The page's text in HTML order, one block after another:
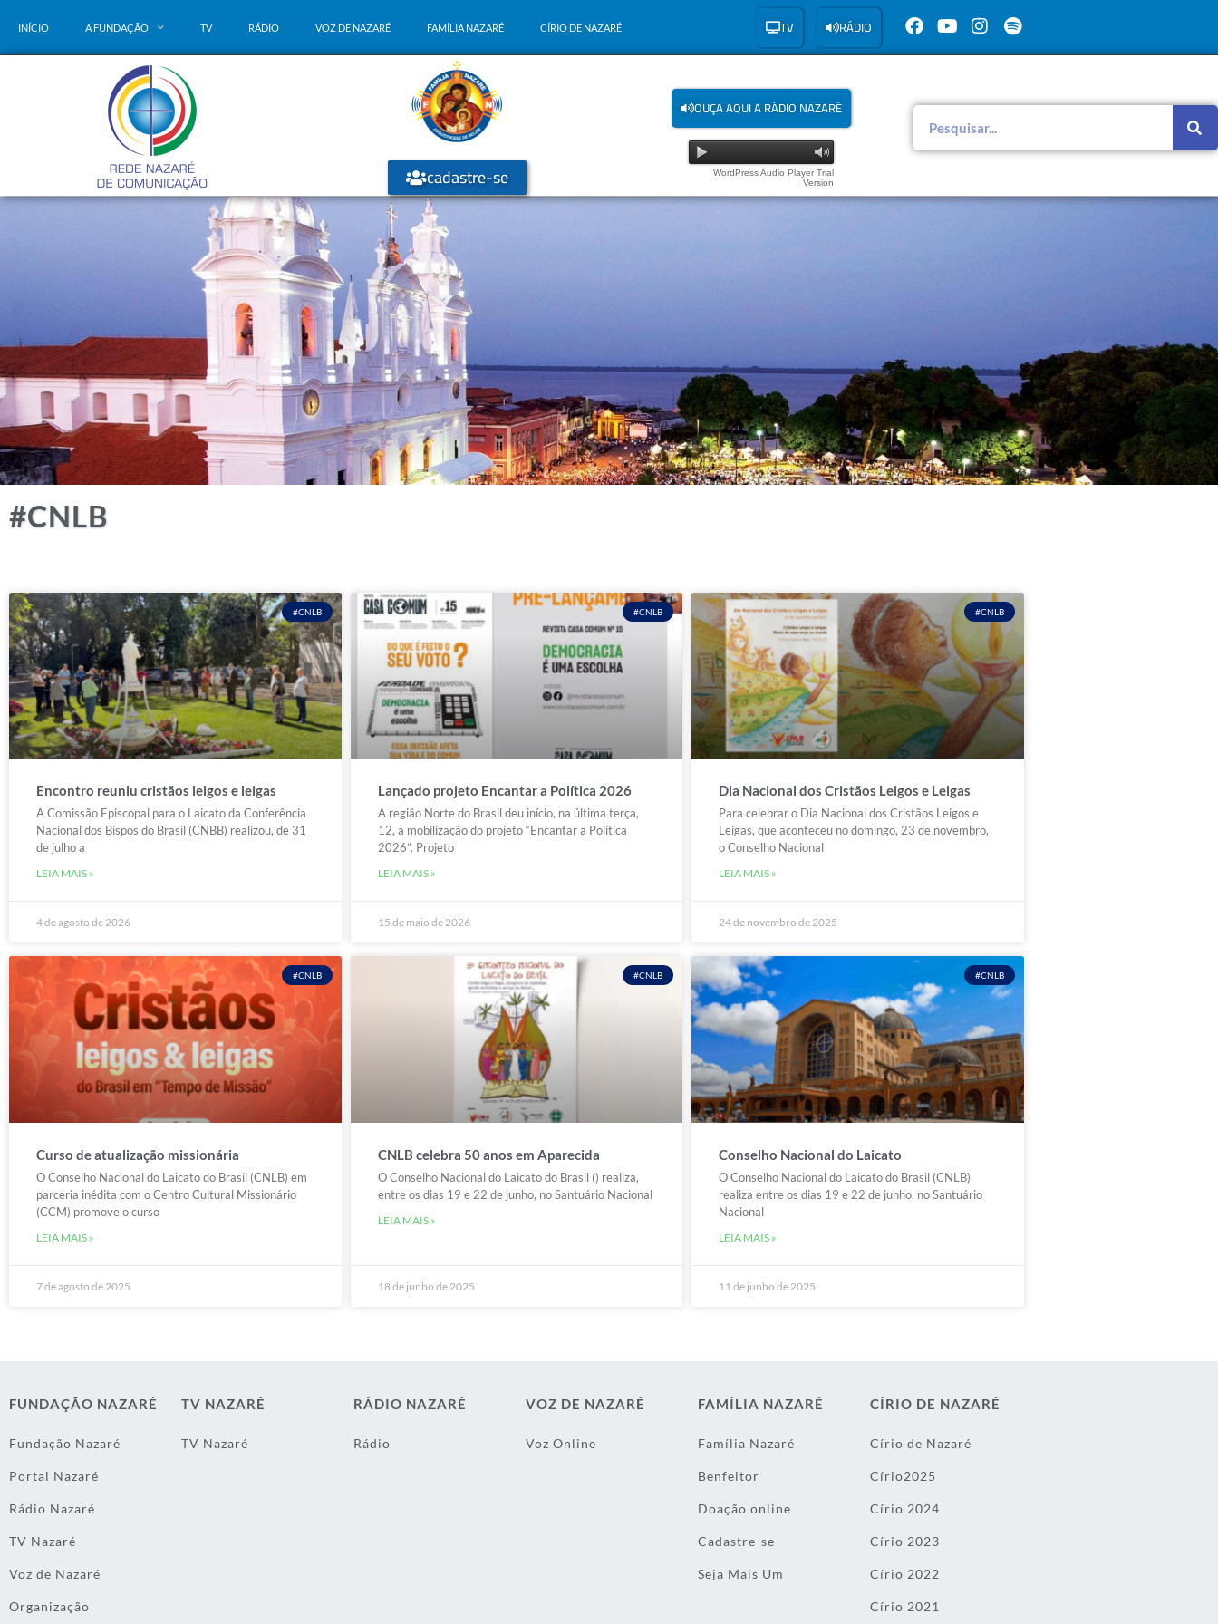
INÍCIO A FUNDAÇÃO TV RÁDIO VOZ DE NAZARÉ FAMÍLIA NAZARÉ CÍRIO DE NAZARÉ TV RÁDIO
cadastre-se
OUÇA AQUI A RÁDIO NAZARÉ
WordPress Audio Player Trial
Version
#CNLB
#CNLB
Encontro reuniu cristãos leigos e leigas
A Comissão Episcopal para o Laicato da Conferência
Nacional dos Bispos do Brasil (CNBB) realizou, de 31
de julho a
LEIA MAIS »
4 de agosto de 2026
#CNLB
Lançado projeto Encantar a Política 2026
A região Norte do Brasil deu início, na última terça,
12, à mobilização do projeto “Encantar a Política
2026”. Projeto
LEIA MAIS »
15 de maio de 2026
#CNLB
Dia Nacional dos Cristãos Leigos e Leigas
Para celebrar o Dia Nacional dos Cristãos Leigos e
Leigas, que aconteceu no domingo, 23 de novembro,
o Conselho Nacional
LEIA MAIS »
24 de novembro de 2025
#CNLB
Curso de atualização missionária
O Conselho Nacional do Laicato do Brasil (CNLB) em
parceria inédita com o Centro Cultural Missionário
(CCM) promove o curso
LEIA MAIS »
7 de agosto de 2025
#CNLB
CNLB celebra 50 anos em Aparecida
O Conselho Nacional do Laicato do Brasil () realiza,
entre os dias 19 e 22 de junho, no Santuário Nacional
LEIA MAIS »
18 de junho de 2025
#CNLB
Conselho Nacional do Laicato
O Conselho Nacional do Laicato do Brasil (CNLB)
realiza entre os dias 19 e 22 de junho, no Santuário
Nacional
LEIA MAIS »
11 de junho de 2025
FUNDAÇÃO NAZARÉ
Fundação Nazaré
Portal Nazaré
Rádio Nazaré
TV Nazaré
Voz de Nazaré
Organização
TV NAZARÉ
TV Nazaré
RÁDIO NAZARÉ
Rádio
VOZ DE NAZARÉ
Voz Online
FAMÍLIA NAZARÉ
Família Nazaré
Benfeitor
Doação online
Cadastre-se
Seja Mais Um
CÍRIO DE NAZARÉ
Círio de Nazaré
Círio2025
Círio 2024
Círio 2023
Círio 2022
Círio 2021